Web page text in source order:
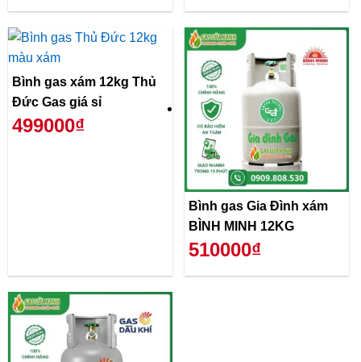
Bình gas xám 12kg Thủ
Đức Gas giá sỉ
499000₫
Bình gas Gia Đình xám
BÌNH MINH 12KG
510000₫